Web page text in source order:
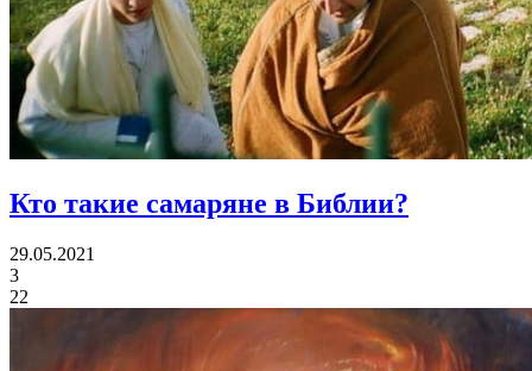
Кто такие самаряне в Библии?
29.05.2021
3
22